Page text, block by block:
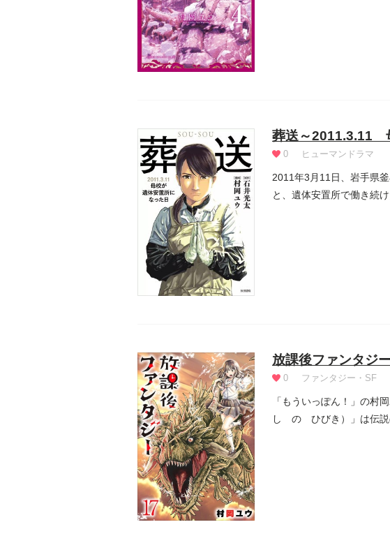
葬送～2011.3.11
0 ヒューマンドラマ
2011年3月11日、岩手県
と、遺体安置所で働き続
放課後ファンタジ
0 ファンタジー・SF
「もういっぽん！」の村
し の ひびき）」は伝説